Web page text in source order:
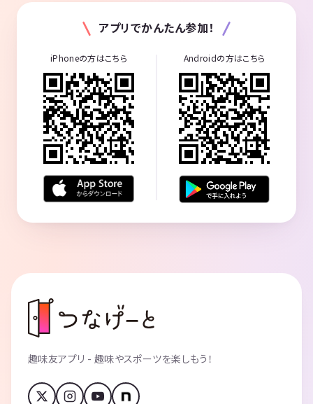
アプリでかんたん参加！
iPhoneの方はこちら Androidの方はこちら
趣味友アプリ - 趣味やスポーツを楽しもう！